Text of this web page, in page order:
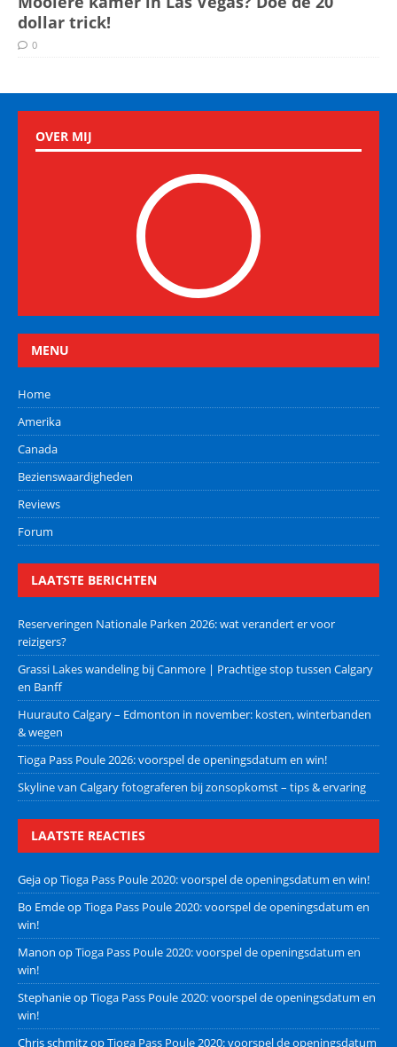
dollar trick!
0
OVER MIJ
MENU
Home
Amerika
Canada
Bezienswaardigheden
Reviews
Forum
LAATSTE BERICHTEN
Reserveringen Nationale Parken 2026: wat verandert er voor
reizigers?
Grassi Lakes wandeling bij Canmore | Prachtige stop tussen Calgary
en Banff
Huurauto Calgary – Edmonton in november: kosten, winterbanden
& wegen
Tioga Pass Poule 2026: voorspel de openingsdatum en win!
Skyline van Calgary fotograferen bij zonsopkomst – tips & ervaring
LAATSTE REACTIES
GejaopTioga Pass Poule 2020: voorspel de openingsdatum en win!
Bo EmdeopTioga Pass Poule 2020: voorspel de openingsdatum en
win!
Manon opTioga Pass Poule 2020: voorspel de openingsdatum en
win!
StephanieopTioga Pass Poule 2020: voorspel de openingsdatum en
win!
Chris schmitzopTioga Pass Poule 2020: voorspel de openingsdatum